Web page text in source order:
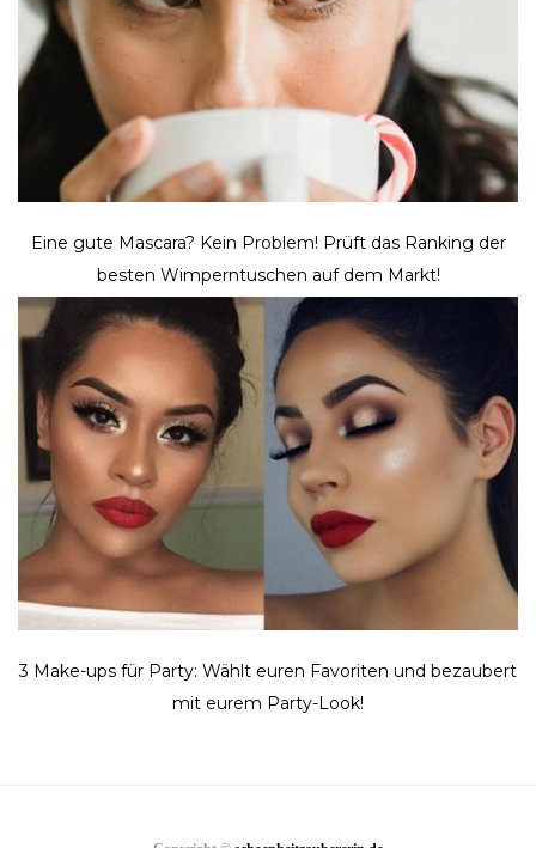
Eine gute Mascara? Kein Problem! Prüft das Ranking der
besten Wimperntuschen auf dem Markt!
3 Make-ups für Party: Wählt euren Favoriten und bezaubert
mit eurem Party-Look!